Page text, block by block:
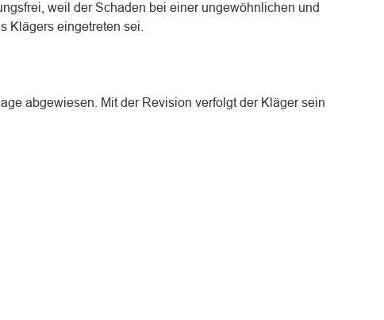
weil der Schaden bei einer ungewöhnlichen und
Klägers eingetreten sei.
abgewiesen. Mit der Revision verfolgt der Kläger sein